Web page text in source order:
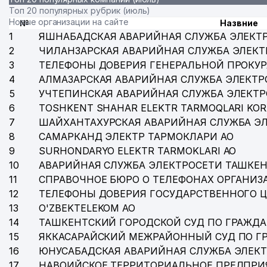
35 УЗКУРИЛИШМАТЕРИАЛСАВДО ООО
PREMIUM COFFEE PROJECT ООО
MH TEXTILE CONSULTING ООО
ART VITRAJ ООО
IHTIO SERVIS-SO ООО
ТАШКЕНТСКОЕ ГОРОДСКОЕ ТЕРРИТОРИАЛЬНОЕ
ОБЪЕДИНЕНИЕ
СОЮЗ АРХИТЕКТОРОВ УЗБЕКИСТАНА
COOL KIDS НОУ
MODERN MEDICINE ALLIANCE ООО
ТАШКЕНТСКИЙ ОБЛАСТНОЙ ИНСТИТУТ
КАДРОВ
Топ 20 популярных рубрик (июль)
Новые организации на сайте
№ Назвние
1
ЯШНАБАДСКАЯ АВАРИЙНАЯ СЛУЖБА
2
ЧИЛАНЗАРСКАЯ АВАРИЙНАЯ СЛУЖБА
3
ТЕЛЕФОНЫ ДОВЕРИЯ ГЕНЕРАЛЬНОЙ
4
АЛМАЗАРСКАЯ АВАРИЙНАЯ СЛУЖБА
5
УЧТЕПИНСКАЯ АВАРИЙНАЯ СЛУЖБА
6
TOSHKENT SHAHAR ELEKTR TARMOQLARI
7
ШАЙХАНТАХУРСКАЯ АВАРИЙНАЯ СЛУЖБА
8
САМАРКАНД ЭЛЕКТР ТАРМОКЛАРИ АО
9
SURHONDARYO ELEKTR TARMOKLARI АО
10
АВАРИЙНАЯ СЛУЖБА ЭЛЕКТРОСЕТИ
11
СПРАВОЧНОЕ БЮРО О ТЕЛЕФОНАХ
12
ТЕЛЕФОНЫ ДОВЕРИЯ ГОСУДАРСТВЕННОГО
13
O'ZBEKTELEKOM АО
14
ТАШКЕНТСКИЙ ГОРОДСКОЙ СУД ПО
15
ЯККАСАРАЙСКИЙ МЕЖРАЙОННЫЙ СУД ПО
16
ЮНУСАБАДСКАЯ АВАРИЙНАЯ СЛУЖБА